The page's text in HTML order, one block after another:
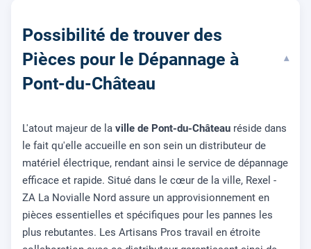
Possibilité de trouver des
Pièces pour le Dépannage à
Pont-du-Château
▾
L'atout majeur de la ville de Pont-du-Château réside dans
le fait qu'elle accueille en son sein un distributeur de
matériel électrique, rendant ainsi le service de dépannage
efficace et rapide. Situé dans le cœur de la ville, Rexel -
ZA La Novialle Nord assure un approvisionnement en
pièces essentielles et spécifiques pour les pannes les
plus rebutantes. Les Artisans Pros travail en étroite